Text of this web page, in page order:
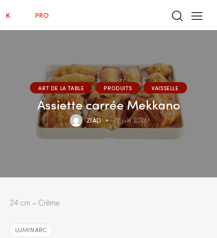
ART DE LA TABLE PRODUITS VAISSELLE
Assiette carrée Mekkano
ZIAD 22 juin 2026
24 cm – Crème
LUMINARC